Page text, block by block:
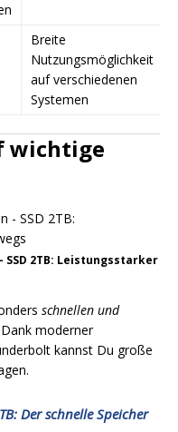
Breite
Nutzungsmöglichkeit
auf verschiedenen
Systemen
wichtige
2TB: Leistungsstarker
schnellen und
moderner
kannst Du große
Der schnelle Speicher